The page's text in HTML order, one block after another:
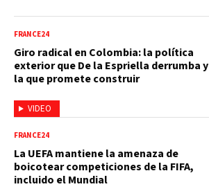
VIDEO
FRANCE24
Giro radical en Colombia: la política
exterior que De la Espriella derrumba y
la que promete construir
FRANCE24
La UEFA mantiene la amenaza de
boicotear competiciones de la FIFA,
incluido el Mundial